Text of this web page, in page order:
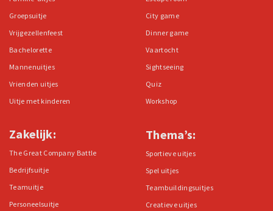
Groepsuitje
Vrijgezellenfeest
Bachelorette
Mannenuitjes
Vrienden uitjes
Uitje met kinderen
Zakelijk:
The Great Company Battle
Bedrijfsuitje
Teamuitje
Personeelsuitje
City game
Dinner game
Vaartocht
Sightseeing
Quiz
Workshop
Thema’s:
Sportieve uitjes
Spel uitjes
Teambuildingsuitjes
Creatieve uitjes